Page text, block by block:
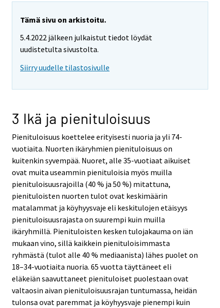
Tämä sivu on arkistoitu.
5.4.2022 jälkeen julkaistut tiedot löydät
uudistetulta sivustolta.
Siirry uudelle tilastosivulle
3 Ikä ja pienituloisuus
Pienituloisuus koettelee erityisesti nuoria ja yli 74-
vuotiaita. Nuorten ikäryhmien pienituloisuus on
kuitenkin syvempää. Nuoret, alle 35-vuotiaat aikuiset
ovat muita useammin pienituloisia myös muilla
pienituloisuusrajoilla (40 % ja 50 %) mitattuna,
pienituloisten nuorten tulot ovat keskimäärin
matalammat ja köyhyysvaje eli keskitulojen etäisyys
pienituloisuusrajasta on suurempi kuin muilla
ikäryhmillä. Pienituloisten kesken tulojakauma on iän
mukaan vino, sillä kaikkein pienituloisimmasta
ryhmästä (tulot alle 40 % mediaanista) lähes puolet on
18–34-vuotiaita nuoria. 65 vuotta täyttäneet eli
eläkeiän saavuttaneet pienituloiset puolestaan ovat
valtaosin aivan pienituloisuusrajan tuntumassa, heidän
tulonsa ovat paremmat ja köyhyysvaje pienempi kuin